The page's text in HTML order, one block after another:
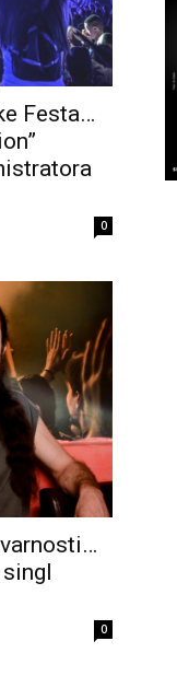
Festa…
0
0